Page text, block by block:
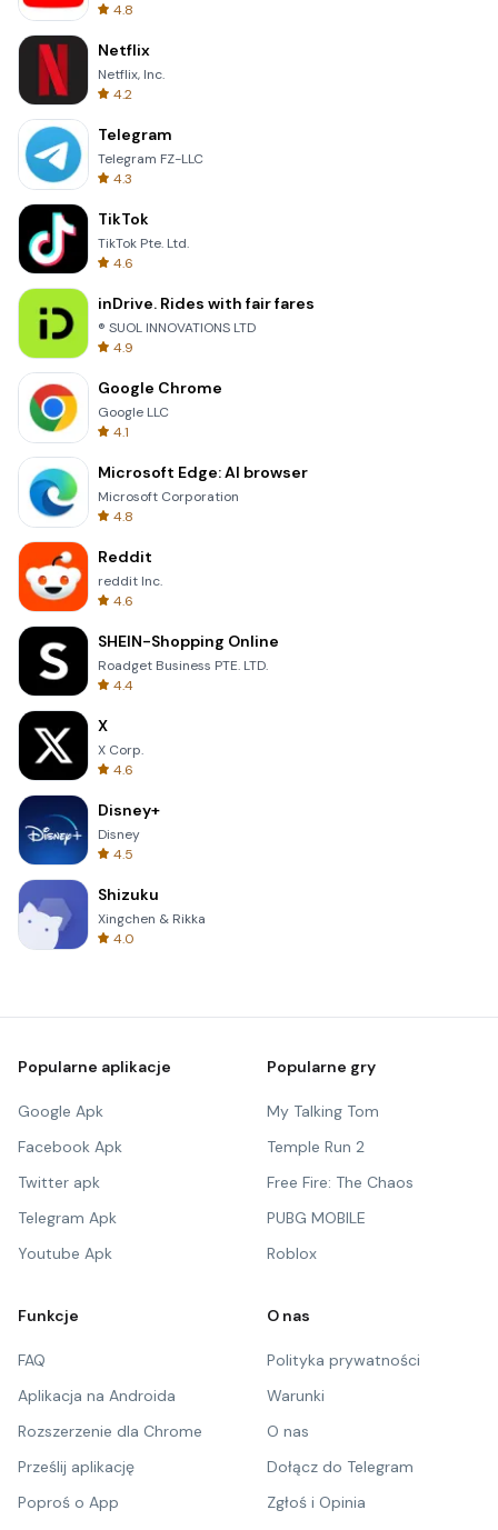
4.8
Netflix
Netflix, Inc.
4.2
Telegram
Telegram FZ-LLC
4.3
TikTok
TikTok Pte. Ltd.
4.6
inDrive. Rides with fair fares
® SUOL INNOVATIONS LTD
4.9
Google Chrome
Google LLC
4.1
Microsoft Edge: AI browser
Microsoft Corporation
4.8
Reddit
reddit Inc.
4.6
SHEIN-Shopping Online
Roadget Business PTE. LTD.
4.4
X
X Corp.
4.6
Disney+
Disney
4.5
Shizuku
Xingchen & Rikka
4.0
Popularne aplikacje
Google Apk
Facebook Apk
Twitter apk
Telegram Apk
Youtube Apk
Popularne gry
My Talking Tom
Temple Run 2
Free Fire: The Chaos
PUBG MOBILE
Roblox
Funkcje
FAQ
Aplikacja na Androida
Rozszerzenie dla Chrome
Prześlij aplikację
Poproś o App
O nas
Polityka prywatności
Warunki
O nas
Dołącz do Telegram
Zgłoś i Opinia